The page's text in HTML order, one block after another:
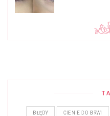
BŁĘDY CIENIE DO BRWI